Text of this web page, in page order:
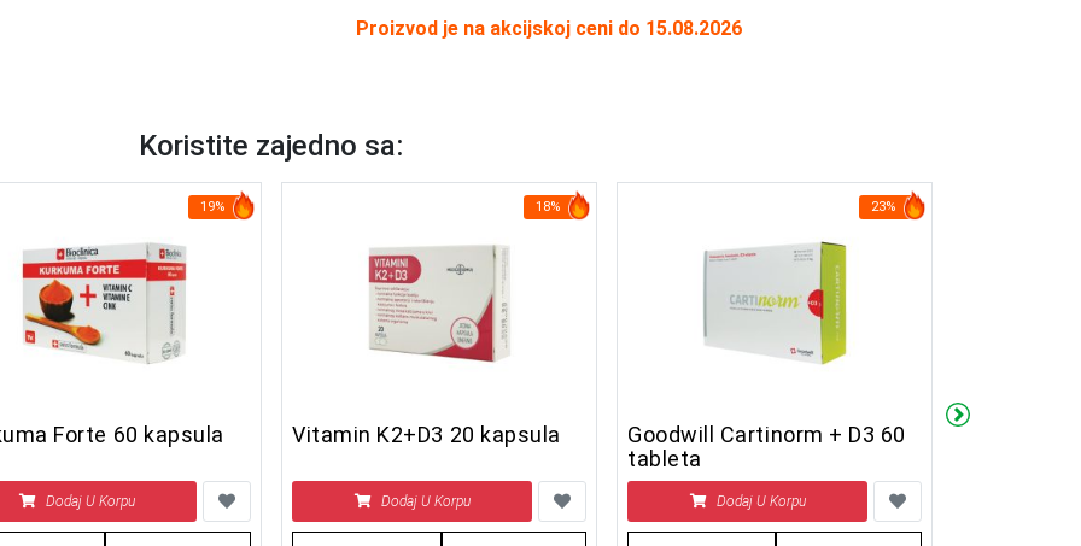
Proizvod je na akcijskoj ceni do 15.08.2026
Koristite zajedno sa:
19%
Forte 60 kapsula
Dodaj U Korpu
18%
Vitamin K2+D3 20 kapsula
Dodaj U Korpu
23%
Goodwill Cartinorm + D3 60
tableta
Dodaj U Korpu